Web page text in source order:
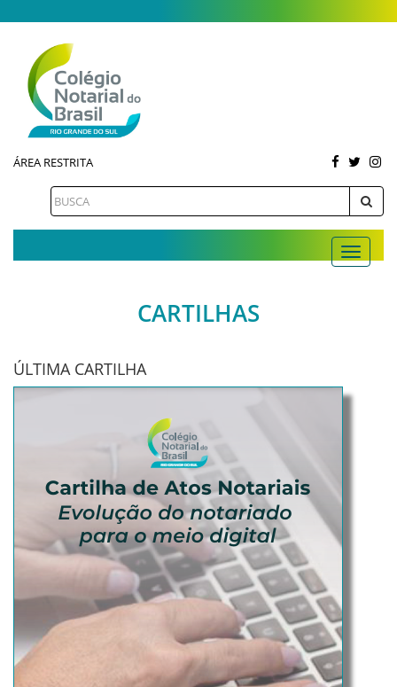
ÁREA RESTRITA
CARTILHAS
ÚLTIMA CARTILHA